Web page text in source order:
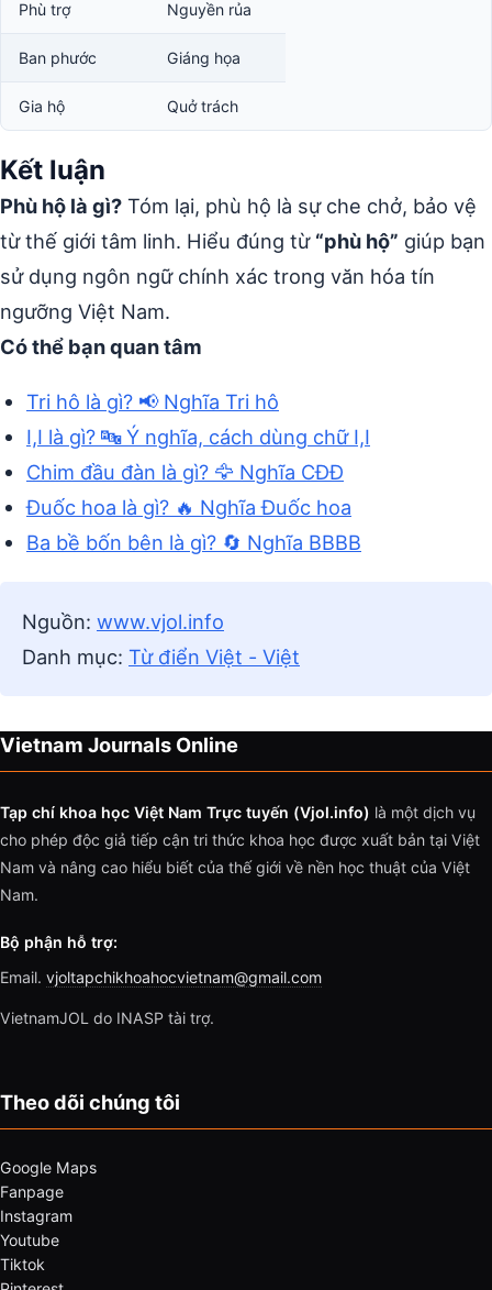
Phù trợ Nguyền rủa
Ban phước Giáng họa
Gia hộ Quở trách
Kết luận
Phù hộ là gì? Tóm lại, phù hộ là sự che chở, bảo vệ
từ thế giới tâm linh. Hiểu đúng từ “phù hộ” giúp bạn
sử dụng ngôn ngữ chính xác trong văn hóa tín
ngưỡng Việt Nam.
Có thể bạn quan tâm
Tri hô là gì? 📢 Nghĩa Tri hô
I,I là gì? 🔤 Ý nghĩa, cách dùng chữ I,I
Chim đầu đàn là gì? 🦅 Nghĩa CĐĐ
Đuốc hoa là gì? 🔥 Nghĩa Đuốc hoa
Ba bề bốn bên là gì? 🔄 Nghĩa BBBB
Nguồn: www.vjol.info
Danh mục: Từ điển Việt - Việt
Vietnam Journals Online
Tạp chí khoa học Việt Nam Trực tuyến (Vjol.info) là một dịch vụ
cho phép độc giả tiếp cận tri thức khoa học được xuất bản tại Việt
Nam và nâng cao hiểu biết của thế giới về nền học thuật của Việt
Nam.
Bộ phận hỗ trợ:
Email. vjoltapchikhoahocvietnam@gmail.com
VietnamJOL do INASP tài trợ.
Theo dõi chúng tôi
Google Maps
Fanpage
Instagram
Youtube
Tiktok